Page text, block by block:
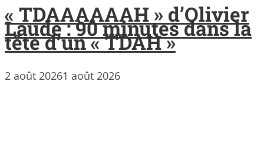
« TDAAAAAAH » d’Olivier
Laude : 90 minutes dans la
tête d’un « TDAH »
2 août 20261 août 2026